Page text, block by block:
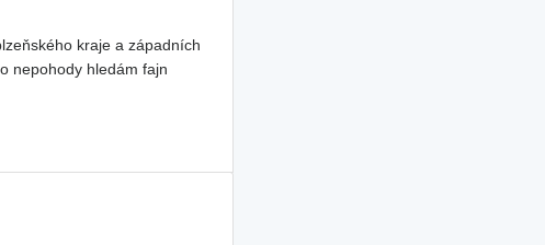
kraje a západních
nepohody hledám fajn